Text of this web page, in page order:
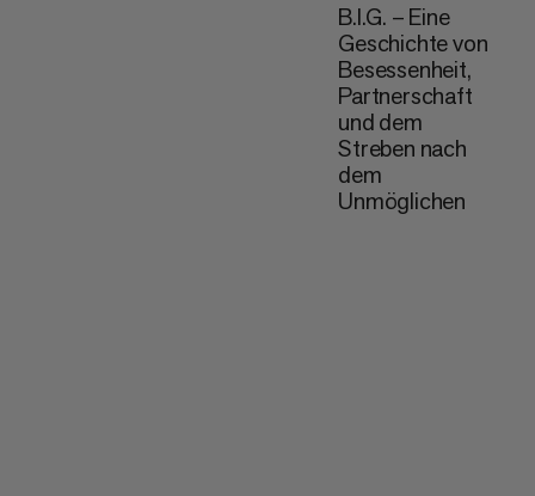
B.I.G. – Eine
Geschichte von
Besessenheit,
Partnerschaft
und dem
Streben nach
dem
Unmöglichen